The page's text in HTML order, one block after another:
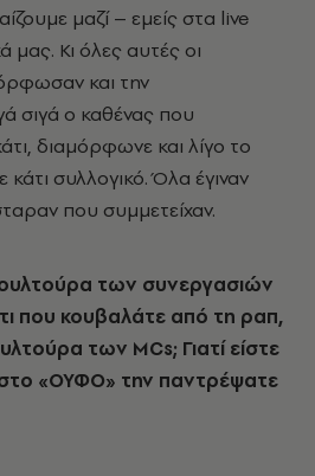
μαζί – εμείς στα live
μας. Κι όλες αυτές οι
και την
σιγά ο καθένας που
διαμόρφωνε και λίγο το
κάτι συλλογικό. Όλα έγιναν
που συμμετείχαν.
των συνεργασιών
που κουβαλάτε από τη ραπ,
των MCs; Γιατί είστε
«ΟΥΦΟ» την παντρέψατε